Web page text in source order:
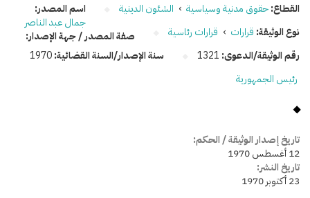
القطاع:حقوق مدنية وسياسية › الشئون الدينية
نوع الوثيقة: قرارات › قرارات رئاسية
رقم الوثيقة/الدعوى: 1321 سنة الإصدار/السنة القضائية:1970
اسم المصدر:
جمال عبد الناصر
صفة المصدر / جهة الإصدار:
رئيس الجمهورية
تاريخ إصدار الوثيقة / الحكم:
12 أغسطس 1970
تاريخ النشر:
23 أكتوبر 1970